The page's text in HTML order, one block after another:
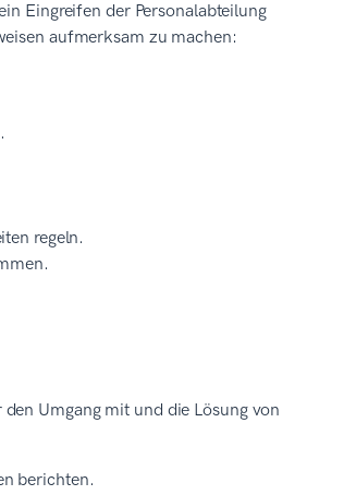
Eingreifen der Personalabteilung
aufmerksam zu machen:
regeln.
Umgang mit und die Lösung von
berichten.